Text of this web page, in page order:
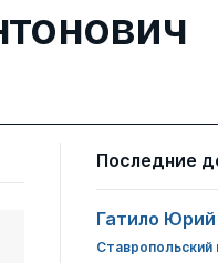
Последние
Гатило